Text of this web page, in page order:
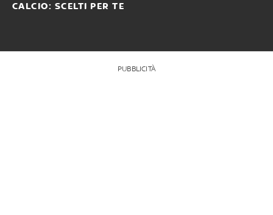
CALCIO: SCELTI PER TE
PUBBLICITÀ